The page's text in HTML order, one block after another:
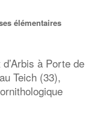
élémentaires
à Porte de
Teich (33),